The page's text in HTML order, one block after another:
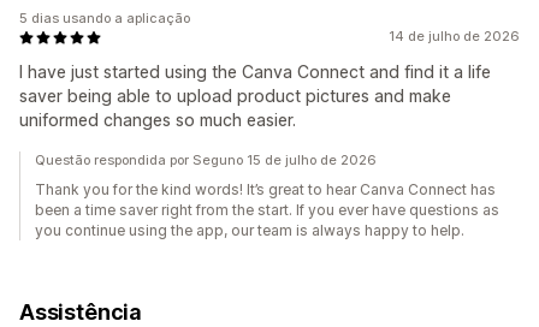
14 de julho de 2026
I have just started using the Canva Connect and find it a life
saver being able to upload product pictures and make
uniformed changes so much easier.
5 dias usando a aplicação
Questão respondida por Seguno 15 de julho de 2026
Thank you for the kind words! It’s great to hear Canva Connect has
been a time saver right from the start. If you ever have questions as
you continue using the app, our team is always happy to help.
Assistência